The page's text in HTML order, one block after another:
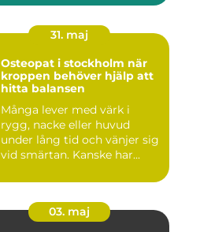
31. maj
Osteopat i stockholm när
kroppen behöver hjälp att
hitta balansen
Många lever med värk i
rygg, nacke eller huvud
under lång tid och vänjer sig
vid smärtan. Kanske har...
03. maj